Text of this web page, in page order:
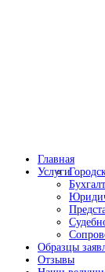
Главная
Услуги
Образцы
Отзывы